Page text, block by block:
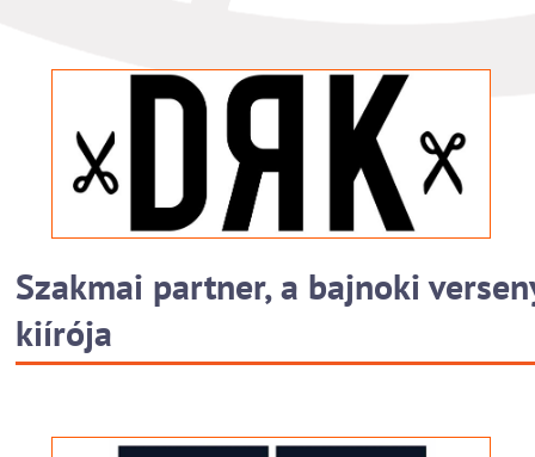
Szakmai partner, a bajnoki
kiírója